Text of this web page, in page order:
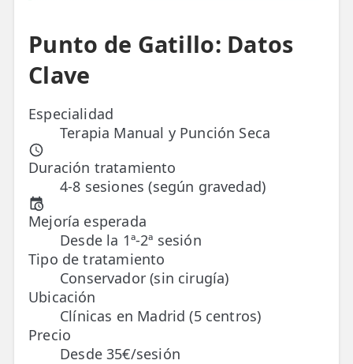
📧 Contacta
🩻 Fisioterapia Traumatológica
😧 Fisioterapia ATM
🦴 Osteopatía
🫶 Suelo Pélvico
💆 Masajes Madrid
🏅 Fisioterapia Deportiva
🧠 Fisioterapia Neurológica
🧍 Fisioterapia Vestibular
Punto de Gatillo: Datos
Clave
Especialidad
Terapia Manual y Punción Seca
Duración tratamiento
4-8 sesiones (según gravedad)
Mejoría esperada
Desde la 1ª-2ª sesión
Tipo de tratamiento
Conservador (sin cirugía)
Ubicación
Clínicas en Madrid (5 centros)
Precio
Desde 35€/sesión